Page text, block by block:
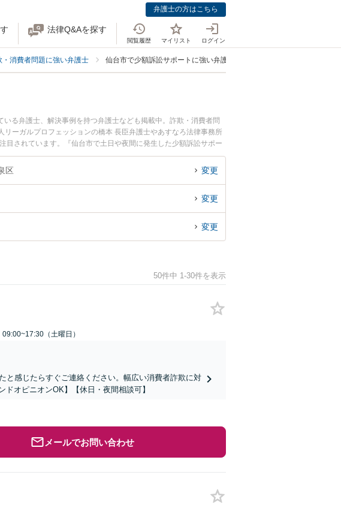
弁護士の方はこちら
法律Q&Aを探す
閲覧履歴 マイリスト ログイン
・消費者問題に強い弁護士 仙台市で少額訴訟サポートに強い弁護士
る弁護士、解決事例を持つ弁護士なども掲載中。詐欺・消費者問
ーガルプロフェッションの橋本 長臣弁護士やあすなろ法律事務所
されています。『仙台市で土日や夜間に発生した少額訴訟サポー
検索したい』『初回相談無料で少額訴訟サポートを法律相談できる
区 変更
変更
変更
50件中 1-30件を表示
（土曜日）
と感じたらすぐご連絡ください。幅広い消費者詐欺に対
オピニオンOK】【休日・夜間相談可】
メールでお問い合わせ